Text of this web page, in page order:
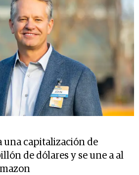
una capitalización de
de dólares y se une a al